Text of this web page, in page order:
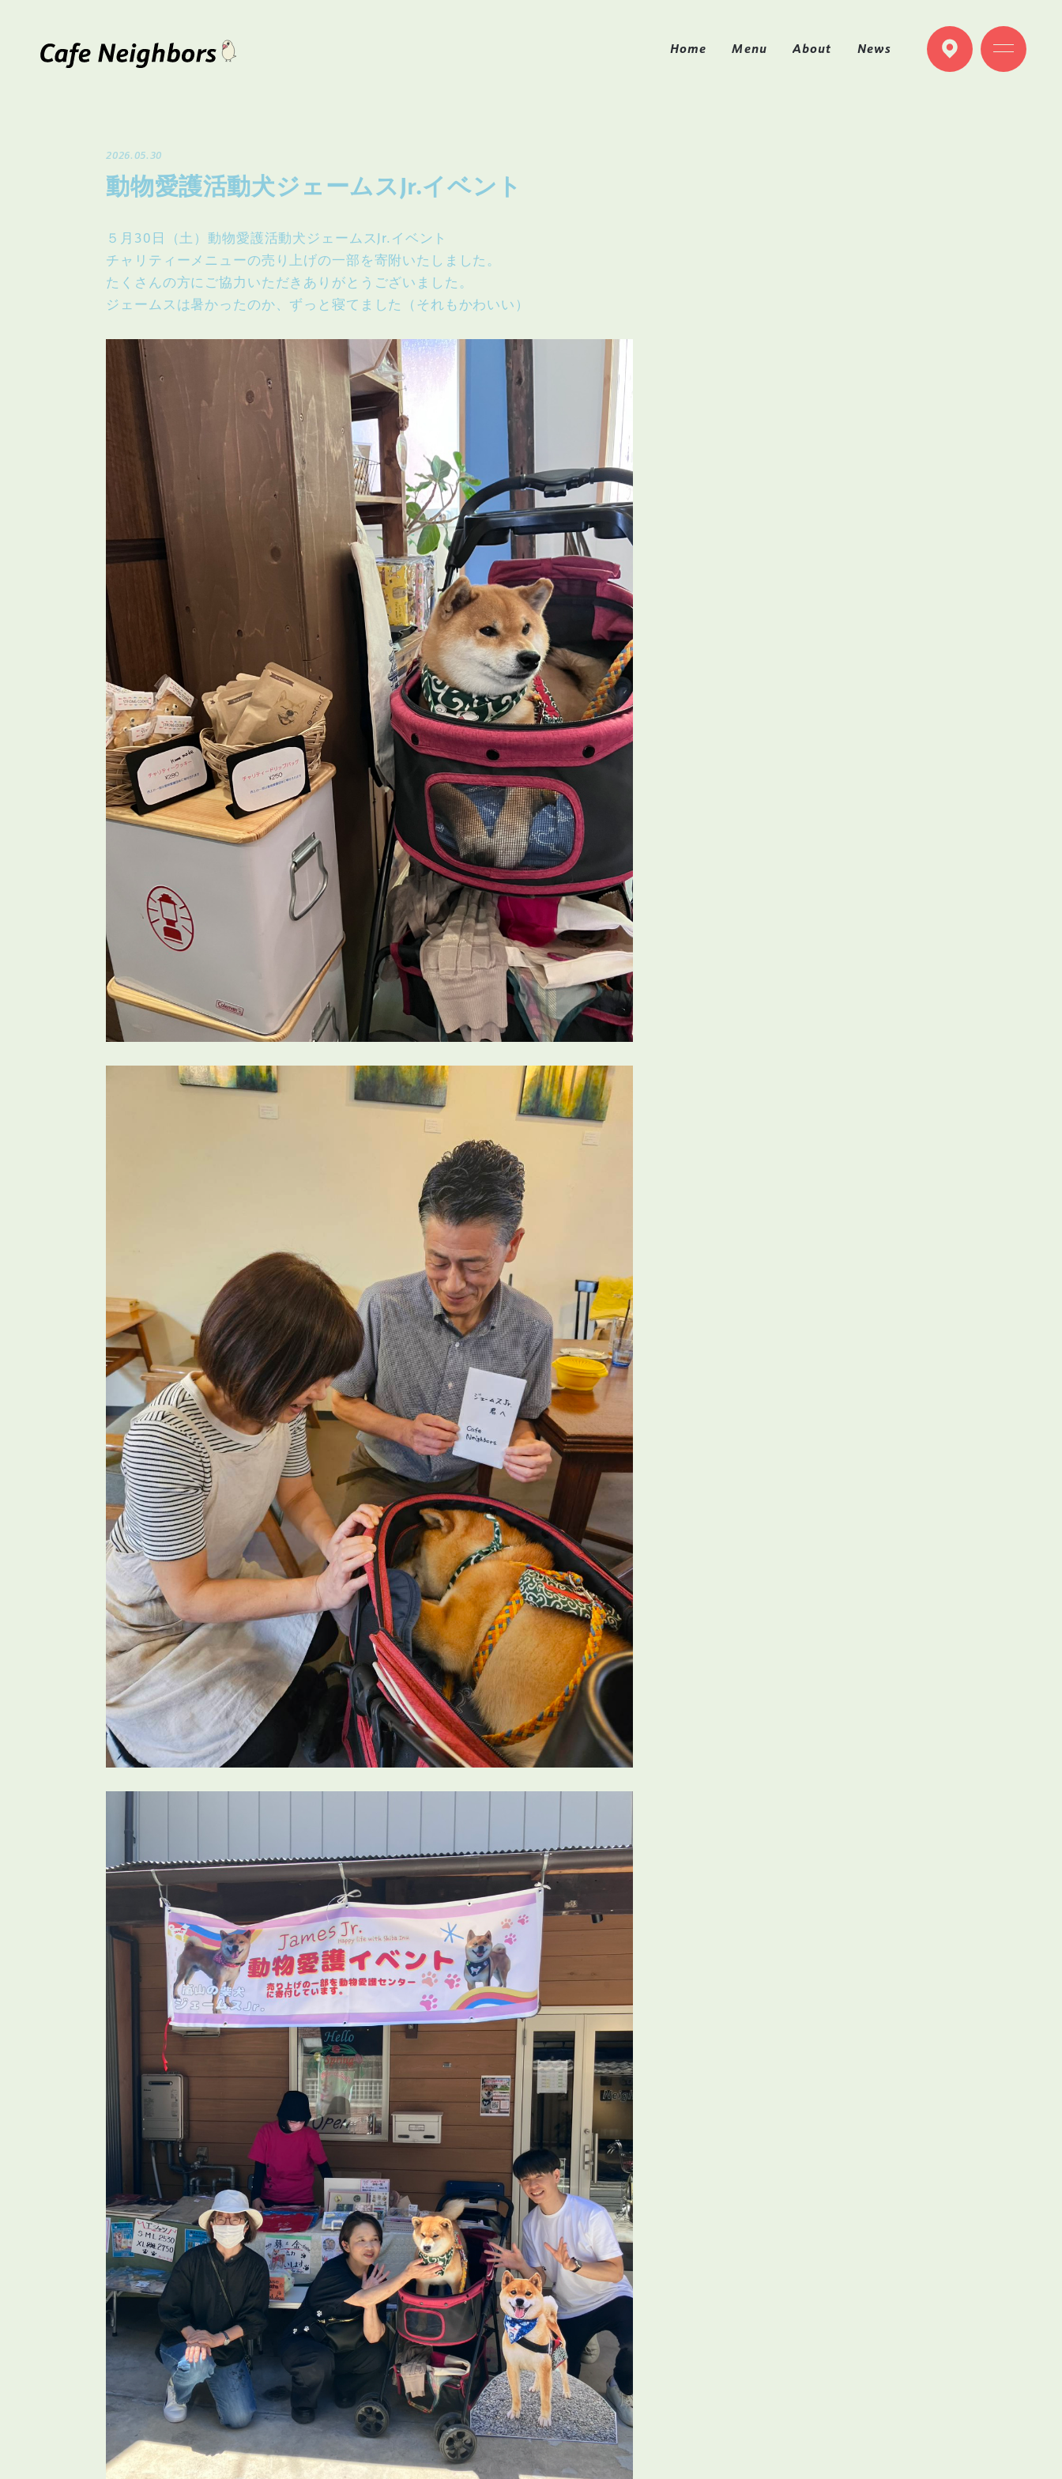
Home
Menu
About
News
2026.05.30
動物愛護活動犬ジェームスJr.イベント
５月30日（土）動物愛護活動犬ジェームスJr.イベント
チャリティーメニューの売り上げの一部を寄附いたしました。
たくさんの方にご協力いただきありがとうございました。
ジェームスは暑かったのか、ずっと寝てました（それもかわいい）
Menu
Menu
ニュー
メニュー
About
About
舗情報
店
報
News
News
お 知らせ
お知ら せ
Onlineshop
Onli neshop
オンラ インショ ッ プ
オ